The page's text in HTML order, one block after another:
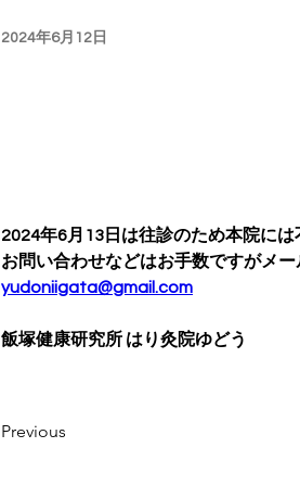
2024年6月12日
2024年6月13日は往診のため本院に
お問い合わせなどはお手数ですがメー
yudoniigata@gmail.com
飯塚健康研究所 はり灸院ゆどう
Previous